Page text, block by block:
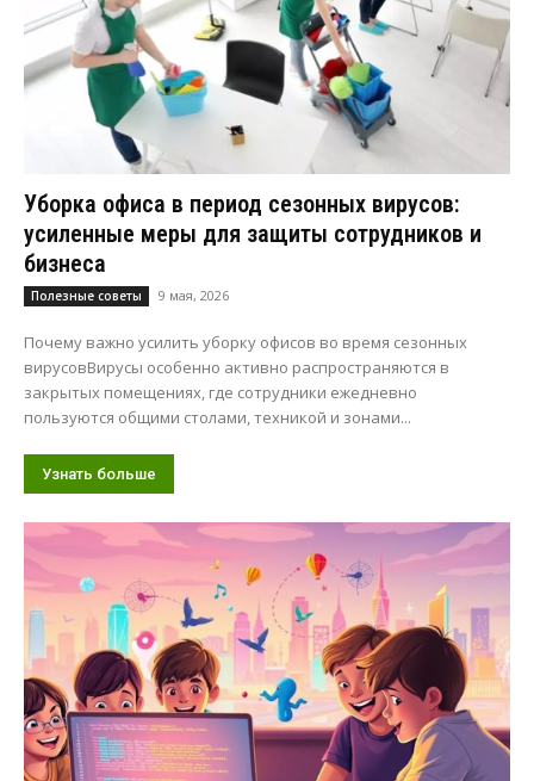
Уборка офиса в период сезонных вирусов:
усиленные меры для защиты сотрудников и
бизнеса
Полезные советы 9 мая, 2026
Почему важно усилить уборку офисов во время сезонных
вирусовВирусы особенно активно распространяются в
закрытых помещениях, где сотрудники ежедневно
пользуются общими столами, техникой и зонами...
Узнать больше